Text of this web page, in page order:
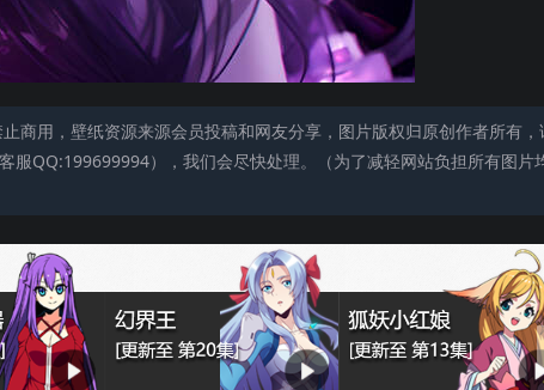
商用，壁纸资源来源会员投稿和网友分享，图片版权归原创作者所有，
服QQ:199699994），我们会尽快处理。（为了减轻网站负担所有图片